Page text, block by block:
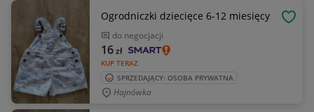
Ogrodniczki dziecięce 6-12 miesięcy
do negocjacji
KUP TERAZ
16zł
SPRZEDAJĄCY: OSOBA PRYWATNA
Hajnówka